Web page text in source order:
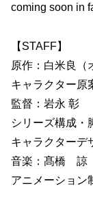
coming soon in
【STAFF】
原作：白米良（
キャラクター原
監督：岩永 彰
シリーズ構成・
キャラクターデ
音楽：髙橋 諒
アニメーション